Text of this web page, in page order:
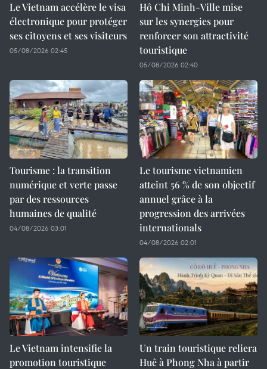
Le Vietnam accélère le visa
électronique pour protéger
ses citoyens et ses visiteurs
05/08/2026 02:45
Hô Chi Minh-Ville mise
sur les synergies pour
renforcer son attractivité
touristique
05/08/2026 02:40
Tourisme : la transition
numérique et verte passe
par des ressources
humaines de qualité
04/08/2026 03:01
Le tourisme vietnamien
atteint 56 % de son objectif
annuel grâce à la
progression des arrivées
internationals
04/08/2026 02:01
Le Vietnam intensifie la
promotion touristique
Un train touristique reliera
Huê à Phong Nha à partir